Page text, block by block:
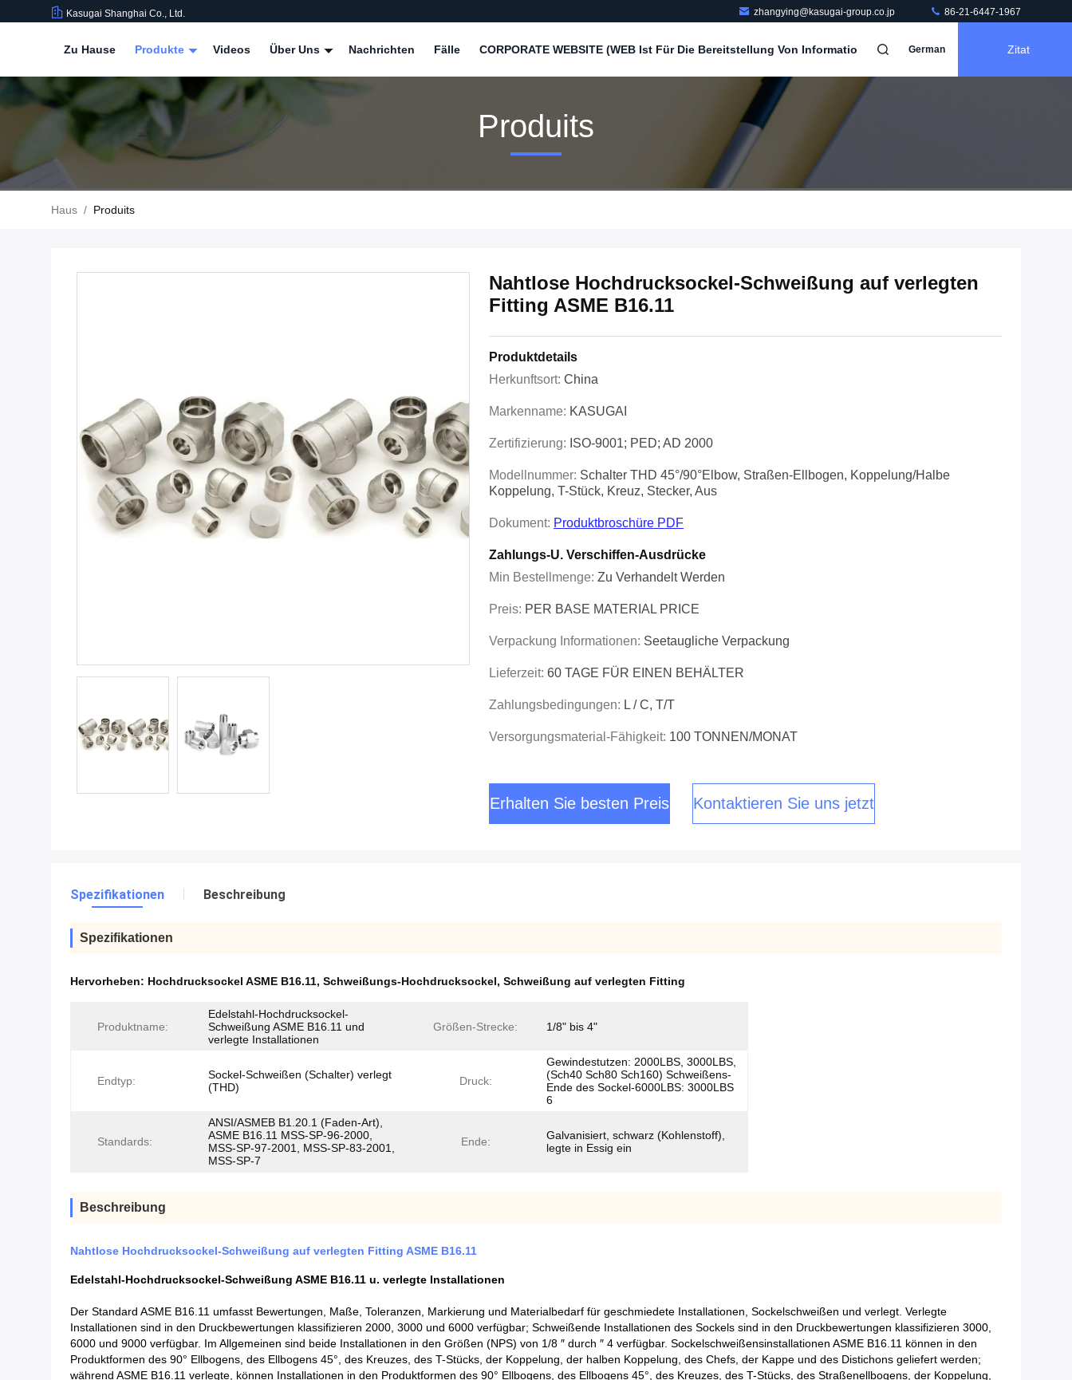
Kasugai Shanghai Co., Ltd. zhangying@kasugai-group.co.jp 86-21-6447-1967
Zu Hause Produkte Videos Über Uns Nachrichten Fälle CORPORATE WEBSITE (WEB Ist Für Die Bereitstellung Von Informatio German Zitat
Produits
Haus / Produits
Nahtlose Hochdrucksockel-Schweißung auf verlegten
Fitting ASME B16.11
Produktdetails
Herkunftsort: China
Markenname: KASUGAI
Zertifizierung: ISO-9001; PED; AD 2000
Modellnummer: Schalter THD 45°/90°Elbow, Straßen-Ellbogen, Koppelung/halbe
Koppelung, T-Stück, Kreuz, Stecker, Aus
Dokument: Produktbroschüre PDF
Zahlungs-U. Verschiffen-Ausdrücke
Min Bestellmenge: Zu Verhandelt Werden
Preis: PER BASE MATERIAL PRICE
Verpackung Informationen: Seetaugliche Verpackung
Lieferzeit: 60 TAGE FÜR EINEN BEHÄLTER
Zahlungsbedingungen: L / C, T/T
Versorgungsmaterial-Fähigkeit: 100 TONNEN/MONAT
Erhalten Sie besten Preis Kontaktieren Sie uns jetzt
Spezifikationen Beschreibung
Spezifikationen
Hervorheben: Hochdrucksockel ASME B16.11, Schweißungs-Hochdrucksockel, Schweißung auf verlegten Fitting
Produktname:
Edelstahl-Hochdrucksockel-
Schweißung ASME B16.11 und
verlegte Installationen
Größen-Strecke: 1/8" bis 4"
Endtyp:
Sockel-Schweißen (Schalter) verlegt
(THD)
Druck:
Gewindestutzen: 2000LBS, 3000LBS,
(Sch40 Sch80 Sch160) Schweißens-
Ende des Sockel-6000LBS: 3000LBS
6
Standards:
ANSI/ASMEB B1.20.1 (Faden-Art),
ASME B16.11 MSS-SP-96-2000,
MSS-SP-97-2001, MSS-SP-83-2001,
MSS-SP-7
Ende:
Galvanisiert, schwarz (Kohlenstoff),
legte in Essig ein
Beschreibung
Nahtlose Hochdrucksockel-Schweißung auf verlegten Fitting ASME B16.11
Edelstahl-Hochdrucksockel-Schweißung ASME B16.11 u. verlegte Installationen
Der Standard ASME B16.11 umfasst Bewertungen, Maße, Toleranzen, Markierung und Materialbedarf für geschmiedete Installationen, Sockelschweißen und verlegt. Verlegte
Installationen sind in den Druckbewertungen klassifizieren 2000, 3000 und 6000 verfügbar; Schweißende Installationen des Sockels sind in den Druckbewertungen klassifizieren 3000,
6000 und 9000 verfügbar. Im Allgemeinen sind beide Installationen in den Größen (NPS) von 1/8 ″ durch ″ 4 verfügbar. Sockelschweißensinstallationen ASME B16.11 können in den
Produktformen des 90° Ellbogens, des Ellbogens 45°, des Kreuzes, des T-Stücks, der Koppelung, der halben Koppelung, des Chefs, der Kappe und des Distichons geliefert werden;
während ASME B16.11 verlegte, können Installationen in den Produktformen des 90° Ellbogens, des Ellbogens 45°, des Kreuzes, des T-Stücks, des Straßenellbogens, der Koppelung,